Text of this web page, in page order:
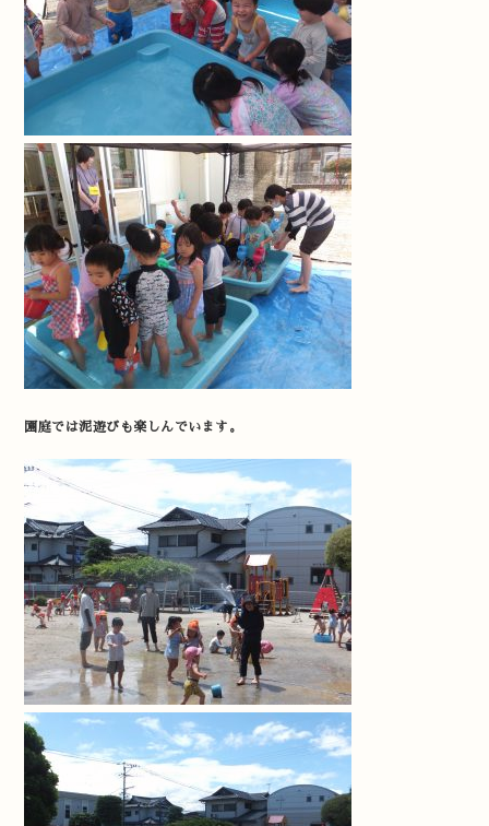
園庭では泥遊びも楽しんでいます。